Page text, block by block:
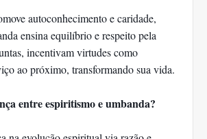
autoconhecimento e caridade,
ensina equilíbrio e respeito pela
incentivam virtudes como
ao próximo, transformando sua vida.
entre espiritismo e umbanda?